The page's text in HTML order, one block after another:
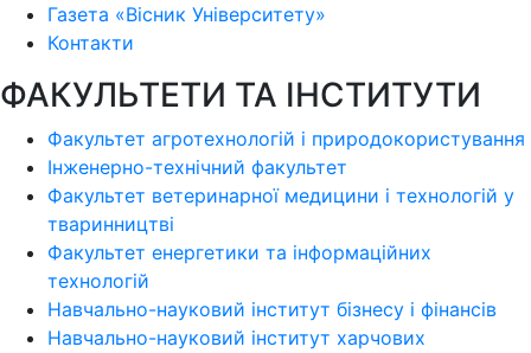
Газета «Вісник Університету»
Контакти
ФАКУЛЬТЕТИ ТА ІНСТИТУТИ
Факультет агротехнологій і природокористування
Інженерно-технічний факультет
Факультет ветеринарної медицини і технологій у
тваринництві
Факультет енергетики та інформаційних
технологій
Навчально-науковий інститут бізнесу і фінансів
Навчально-науковий інститут харчових